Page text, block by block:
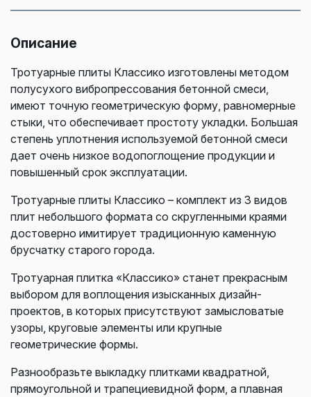
Описание
Тротуарные плиты Классико изготовлены методом
полусухого вибропрессования бетонной смеси,
имеют точную геометрическую форму, равномерные
стыки, что обеспечивает простоту укладки. Большая
степень уплотнения используемой бетонной смеси
дает очень низкое водопоглощение продукции и
повышенный срок эксплуатации.
Тротуарные плиты Классико – комплект из 3 видов
плит небольшого формата со скругленными краями
достоверно имитирует традиционную каменную
брусчатку старого города.
Тротуарная плитка «Классико» станет прекрасным
выбором для воплощения изысканных дизайн-
проектов, в которых присутствуют замысловатые
узоры, круговые элементы или крупные
геометрические формы.
Разнообразьте выкладку плитками квадратной,
прямоугольной и трапециевидной форм, а плавная